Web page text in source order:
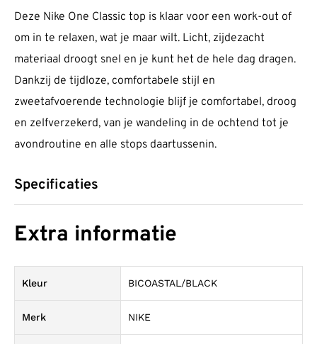
Deze Nike One Classic top is klaar voor een work-out of
om in te relaxen, wat je maar wilt. Licht, zijdezacht
materiaal droogt snel en je kunt het de hele dag dragen.
Dankzij de tijdloze, comfortabele stijl en
zweetafvoerende technologie blijf je comfortabel, droog
en zelfverzekerd, van je wandeling in de ochtend tot je
avondroutine en alle stops daartussenin.
Specificaties
Extra informatie
Kleur BICOASTAL/BLACK
Merk NIKE